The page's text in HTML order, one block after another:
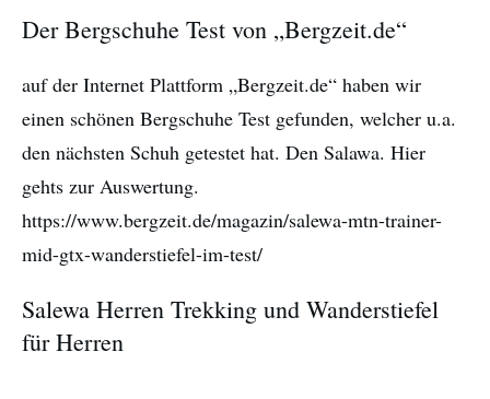
Der Bergschuhe Test von „Bergzeit.de“
auf der Internet Plattform „Bergzeit.de“ haben wir
einen schönen Bergschuhe Test gefunden, welcher u.a.
den nächsten Schuh getestet hat. Den Salawa. Hier
gehts zur Auswertung.
https://www.bergzeit.de/magazin/salewa-mtn-trainer-
mid-gtx-wanderstiefel-im-test/
Salewa Herren Trekking und Wanderstiefel
für Herren